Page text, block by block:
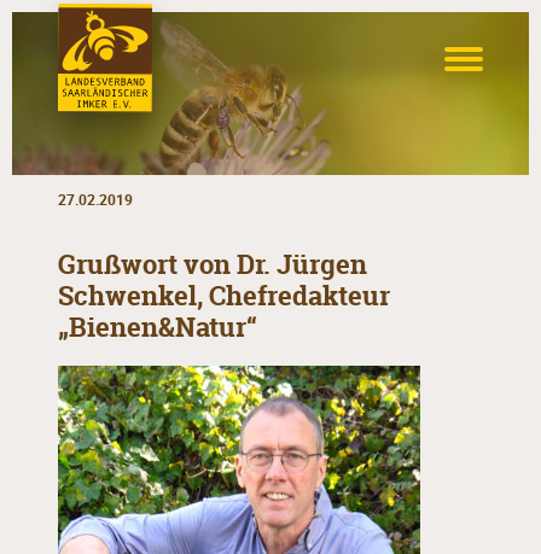
27.02.2019
Grußwort von Dr. Jürgen
Schwenkel, Chefredakteur
„Bienen&Natur“